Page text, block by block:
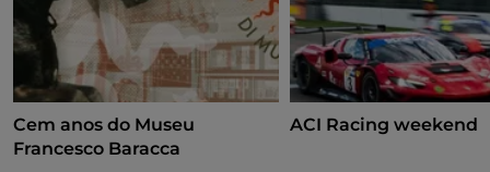
Cem anos do Museu
Francesco Baracca
ACI Racing weekend